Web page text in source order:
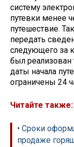
систему
путевки менее
путешествие.
передать
следующего за
был реализован
даты начала
ограничены 24
Читайте также:
• Сроки
продаже